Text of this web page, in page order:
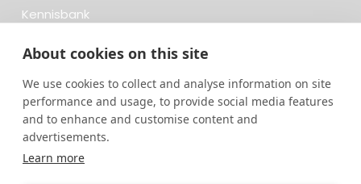
About cookies on this site
We use cookies to collect and analyse information on site
performance and usage, to provide social media features
and to enhance and customise content and
advertisements.
Learn more
Kennisbank
Beoordelingen
Meteen opzeggen